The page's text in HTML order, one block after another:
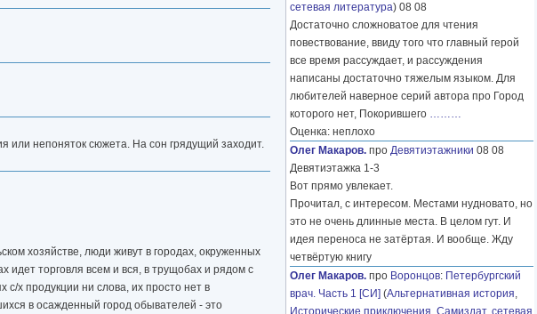
или непоняток сюжета. На сон грядущий заходит.
хозяйстве, люди живут в городах, окруженных
идет торговля всем и вся, в трущобах и рядом с
х продукции ни слова, их просто нет в
в осажденный город обывателей - это
сетевая литература) 08 08
Достаточно сложноватое для чтения
повествование, ввиду того что главный герой
все время рассуждает, и рассуждения
написаны достаточно тяжелым языком. Для
любителей наверное серий автора про Город
которого нет, Покорившего ………
Оценка: неплохо
Олег Макаров. про Девятиэтажники 08 08
Девятиэтажка 1-3
Вот прямо увлекает.
Прочитал, с интересом. Местами нудновато, но
это не очень длинные места. В целом гут. И
идея переноса не затёртая. И вообще. Жду
четвёртую книгу
Олег Макаров. про Воронцов: Петербургский
врач. Часть 1 [СИ] (Альтернативная история,